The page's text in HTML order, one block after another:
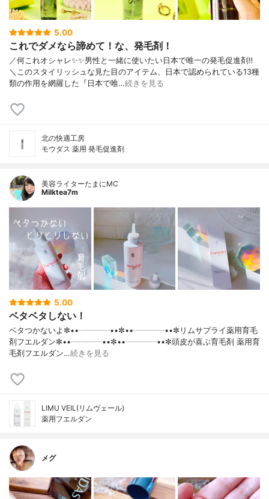
5.00
これでダメなら諦めて！な、発毛剤！
／何これオシャレ✨✨男性と一緒に使いたい日本で唯一の発毛促進剤‼︎
＼このスタイリッシュな見た目のアイテム、日本で認められている13種
類の作用を網羅した『日本で唯…続きを見る
北の快適工房
モウダス 薬用 発毛促進剤
美容ライターたまにMC
Milktea7m
5.00
ベタベタしない！
ベタつかないよ✼••┈┈┈┈••✼••┈┈┈┈••✼リムサプライ薬用育毛
剤フエルダン✼••┈┈┈┈••✼••┈┈┈┈••✼頭皮が喜ぶ育毛剤 薬用育
毛剤フエルダン…続きを見る
LIMU VEIL(リムヴェール)
薬用フエルダン
メグ